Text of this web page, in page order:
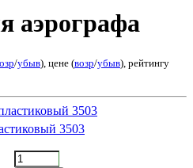
аэрографа
/убыв), цене (возр/убыв), рейтингу
3503